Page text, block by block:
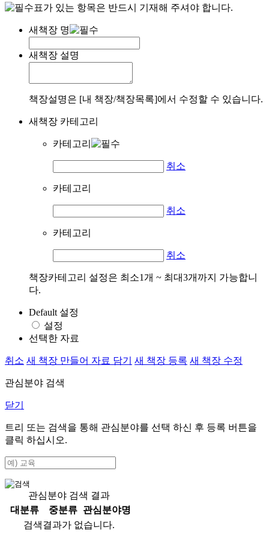
표가 있는 항목은 반드시 기재해 주셔야 합니다.
새책장 명
새책장 설명
책장설명은 [내 책장/책장목록]에서 수정할 수 있습니다.
새책장 카테고리
카테고리
취소
카테고리
취소
카테고리
취소
책장카테고리 설정은 최소1개 ~ 최대3개까지 가능합니
다.
Default 설정
설정
선택한 자료
취소 새 책장 만들어 자료 담기 새 책장 등록 새 책장 수정
관심분야 검색
닫기
트리 또는 검색을 통해 관심분야를 선택 하신 후 등록 버튼을
클릭 하십시오.
관심분야 검색 결과
대분류
중분류
관심분야명
검색결과가 없습니다.